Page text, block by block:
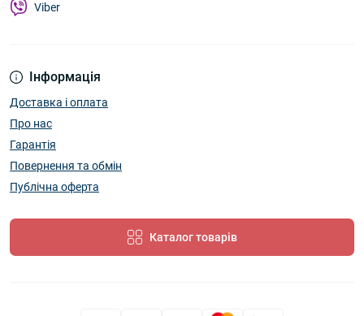
Інформація
Доставка і оплата
Про нас
Гарантія
Повернення та обмін
Публічна оферта
Каталог товарів
Viber